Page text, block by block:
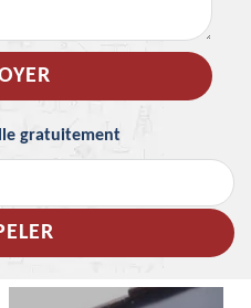
gratuitement